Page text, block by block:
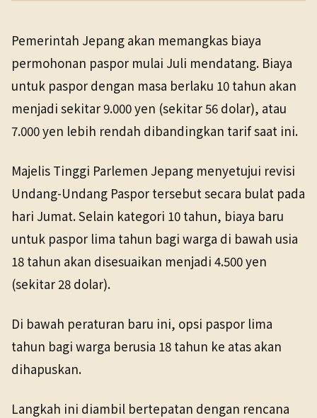
TANGGAL SUMBER
24 Apr 2026
Pranala sumber asli tidak lagi tersedia. Versi arsip
Pemerintah Jepang akan memangkas biaya
permohonan paspor mulai Juli mendatang. Biaya
untuk paspor dengan masa berlaku 10 tahun akan
menjadi sekitar 9.000 yen (sekitar 56 dolar), atau
7.000 yen lebih rendah dibandingkan tarif saat ini.
Majelis Tinggi Parlemen Jepang menyetujui revisi
Undang-Undang Paspor tersebut secara bulat pada
hari Jumat. Selain kategori 10 tahun, biaya baru
untuk paspor lima tahun bagi warga di bawah usia
18 tahun akan disesuaikan menjadi 4.500 yen
(sekitar 28 dolar).
Di bawah peraturan baru ini, opsi paspor lima
tahun bagi warga berusia 18 tahun ke atas akan
dihapuskan.
Langkah ini diambil bertepatan dengan rencana